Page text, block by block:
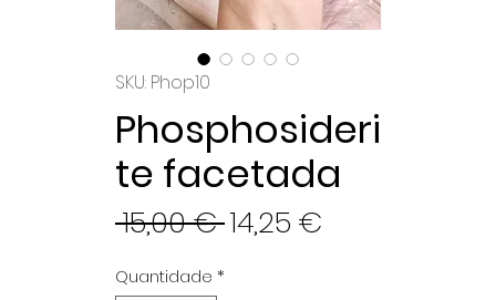
SKU: Phop10
Phosphosideri
te facetada
15,00 € Preço
14,25 €
Quantidade *